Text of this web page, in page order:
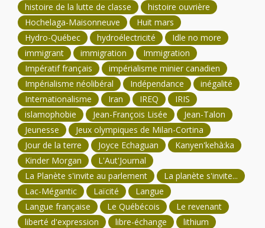
histoire de la lutte de classe
histoire ouvrière
Hochelaga-Maisonneuve
Huit mars
Hydro-Québec
hydroélectricité
Idle no more
immigrant
immigration
Immigration
Impératif français
impérialisme minier canadien
Impérialisme néolibéral
Indépendance
inégalité
Internationalisme
Iran IREQ
IRIS
islamophobie
Jean-François Lisée
Jean-Talon
Jeunesse
Jeux olympiques de Milan-Cortina
Jour de la terre
Joyce Echaguan
Kanyen'kehà:ka
Kinder Morgan
L'Aut'Journal
La Planète s'invite au parlement
La planète s'invite...
Lac-Mégantic
Laïcité
Langue
Langue française
Le Québécois
Le revenant
liberté d'expression
libre-échange
lithium